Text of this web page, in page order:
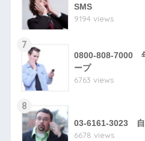
SMS
9194 views
7
0800-808-7000
ープ
6763 views
8
03-6161-3023 自
6678 views